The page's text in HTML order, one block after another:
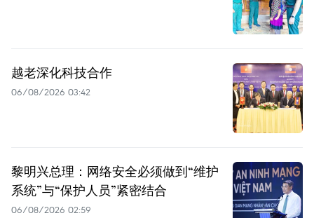
越老深化科技合作
06/08/2026 03:42
黎明兴总理：网络安全必须做到“维护
系统”与“保护人员”紧密结合
06/08/2026 02:59